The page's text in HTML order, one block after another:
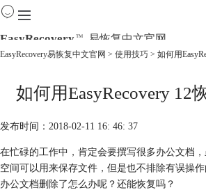
EasyRecovery TM 易恢复中文官网
产品
购买
线下数据恢复
EasyRecovery易恢复中文官网 > 使用技巧 > 如何用
如何用EasyRecovery 12
发布时间：2018-02-11 16: 46: 37
在忙碌的工作中，肯定会要撰写很多办公文档
空间可以用来保存文件，但是也不排除有误操
办公文档删除了怎么办呢？还能恢复吗？